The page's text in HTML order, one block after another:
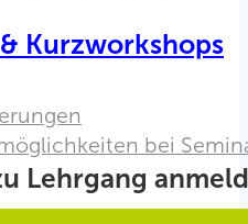
Kurzworkshops
bei
Lehrgang